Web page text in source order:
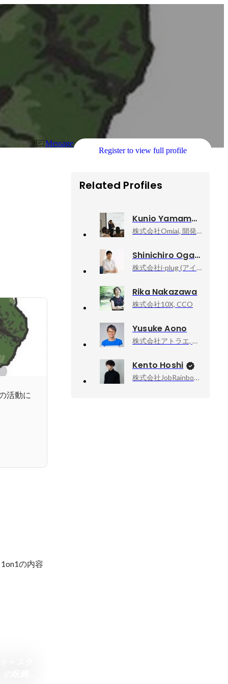
Message
Register to view full profile
活動に
の内容
Related Profiles
Kunio Yamamoto
株式会社Omiai, 開発部 品質責任者
Shinichiro Ogawa
株式会社i-plug (アイプラグ), 執行役員 CTO
Rika Nakazawa
株式会社10X, CCO
Yusuke Aono
株式会社アトラエ, ソフトウェアエンジニア
Kento Hoshi
株式会社JobRainbow, CEO